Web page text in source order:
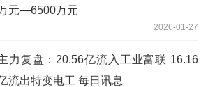
元—6500万元
2026-01-27
力复盘：20.56亿流入工业富联 16.16
流出特变电工 每日讯息